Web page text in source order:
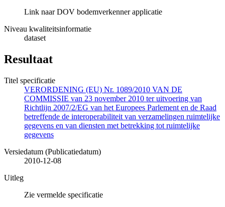
Link naar DOV bodemverkenner applicatie
Niveau kwaliteitsinformatie
dataset
Resultaat
Titel specificatie
VERORDENING (EU) Nr. 1089/2010 VAN DE
COMMISSIE van 23 november 2010 ter uitvoering van
Richtlijn 2007/2/EG van het Europees Parlement en de Raad
betreffende de interoperabiliteit van verzamelingen ruimtelijke
gegevens en van diensten met betrekking tot ruimtelijke
gegevens
Versiedatum (Publicatiedatum)
2010-12-08
Uitleg
Zie vermelde specificatie